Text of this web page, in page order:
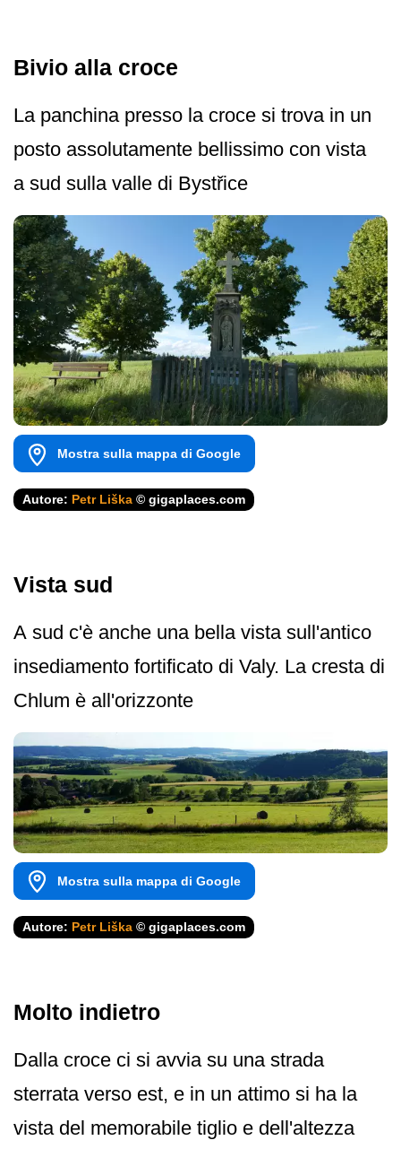
Bivio alla croce
La panchina presso la croce si trova in un
posto assolutamente bellissimo con vista
a sud sulla valle di Bystřice
Mostra sulla mappa di Google
Autore: Petr Liška © gigaplaces.com
Vista sud
A sud c'è anche una bella vista sull'antico
insediamento fortificato di Valy. La cresta di
Chlum è all'orizzonte
Mostra sulla mappa di Google
Autore: Petr Liška © gigaplaces.com
Molto indietro
Dalla croce ci si avvia su una strada
sterrata verso est, e in un attimo si ha la
vista del memorabile tiglio e dell'altezza